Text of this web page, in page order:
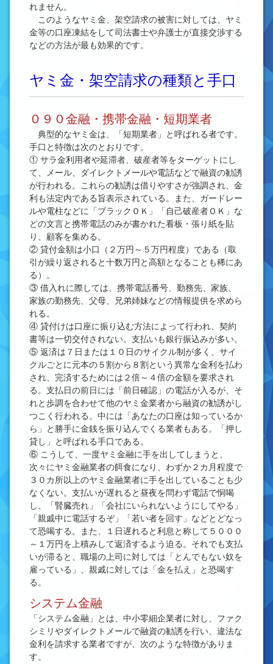
れません。
このようなヤミ金、架空請求の被害に対しては、ヤミ
金等の口座凍結をして司法書士や弁護士が直接交渉する
などの方法が最も効果的です。
ヤミ金・架空請求の種類と手口
０９０金融・携帯金融・短期業者
典型的なヤミ金は、「短期業者」と呼ばれる者です。
手口と特徴は次のとおりです。
① サラ金利用者や延滞者、破産者等をターゲットにし
て、メール、ダイレクトメールや電話などで融資の勧誘
が行われる。これらの勧誘は借りやすさが強調され、金
利も法定内である旨表示されている。また、ガードレー
ルや電柱などに「ブラックＯＫ」「自己破産者ＯＫ」な
どの文言と携帯電話のみが書かれた看板・張り紙を貼
り、顧客を集める。
② 貸付金額は小口（２万円～５万円程度）である（取
引が繰り返されると十数万円と高額となることも稀にあ
る）。
③ 借入れに際しては、携帯電話番号、勤務先、家族、
家族の勤務先、父母、兄弟姉妹などの情報提供を求めら
れる。
④ 貸付けは口座に振り込む方法によって行われ、契約
書等は一切交付されない。支払いも銀行振込みが多い。
⑤ 返済は７日または１０日のサイクル制が多く、サイ
クルごとに元本の５割から８割という異常な金利を払わ
され、完済するためには２倍～４倍の金額を要求され
る。支払日の前日には「前日確認」の電話が入るが、そ
れと歩調を合わせて他のヤミ金業者から融資の勧誘がし
つこく行われる。中には「あなたの口座は知っているか
ら」と勝手に金銭を振り込んでくる業者もある。「押し
貸し」と呼ばれる手口である。
⑥ こうして、一度ヤミ金融に手を出してしまうと、
次々にヤミ金融業者の餌食になり、わずか２カ月程度で
３０カ所以上のヤミ金融業者に手を出していることも少
なくない。支払いが遅れると昼夜を問わず電話で恫喝
し、「腎臓売れ」「会社にいられないようにしてやる」
「親戚中に電話するぞ」「若い者を回す」などとどなっ
て恐喝する。また、１日遅れると利息と称して５０００
～１万円を上積みして返済するよう迫る。それでも支払
いが滞ると、職場の上司に対しては「とんでもない奴を
雇っている」、親戚に対しては「金を払え」と恐喝す
る。
システム金融
「システム金融」とは、中小零細企業者に対し、ファク
シミリやダイレクトメールで融資の勧誘を行い、違法な
金利を請求する業者ですが、次のような特徴がありま
す。